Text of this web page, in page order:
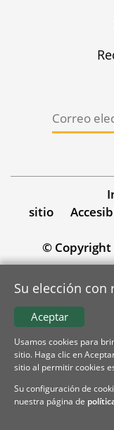
sitio
© Copyright
Su elección con
Aceptar
Usamos cookies para
sitio. Haga clic en
sitio al permitir cookies
Su configuración de
nuestra página de